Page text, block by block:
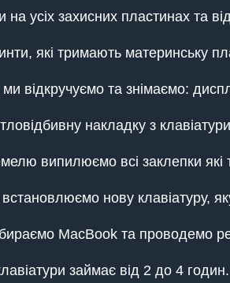
усіх захисних пластинах та
які тримають материнську
відкручуємо та знімаємо:
накладку з
випилюємо всі заклепки які
нову клавіатуру,
MacBook та проводемо
займає від 2 до 4 годин.